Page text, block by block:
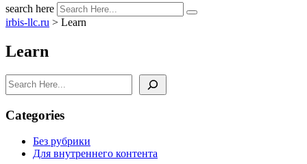
search here
irbis-llc.ru > Learn
Learn
Categories
Без рубрики
Для внутреннего контента